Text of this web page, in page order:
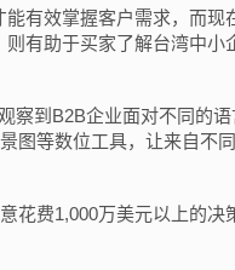
有效掌握客户需求，而现
有助于买家了解台湾中
察到B2B企业面对不同的
图等数位工具，让来自不
花费1,000万美元以上的